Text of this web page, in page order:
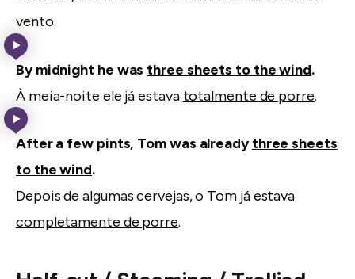
vento.
By midnight he was three sheets to the wind.
À meia-noite ele já estava totalmente de porre.
After a few pints, Tom was alreadythree sheets
to the wind.
Depois de algumas cervejas, o Tom já estava
completamente de porre.